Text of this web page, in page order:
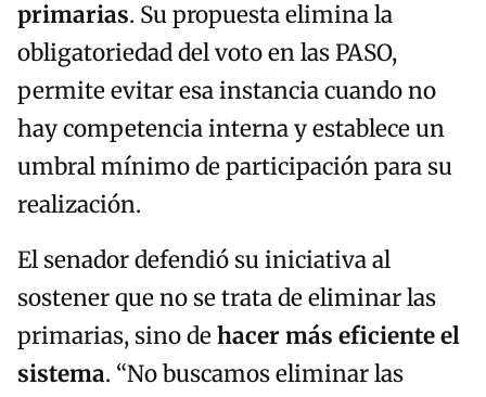
primarias. Su propuesta elimina la
obligatoriedad del voto en las PASO,
permite evitar esa instancia cuando no
hay competencia interna y establece un
umbral mínimo de participación para su
realización.
El senador defendió su iniciativa al
sostener que no se trata de eliminar las
primarias, sino dehacer más eficiente el
sistema. “No buscamos eliminar las